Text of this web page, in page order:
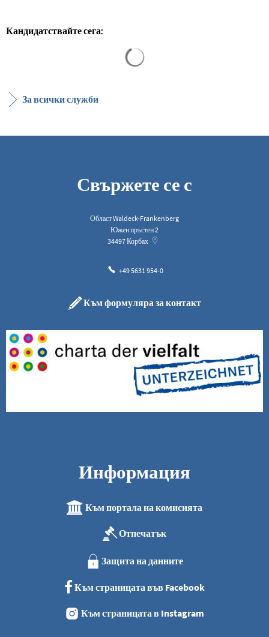
Кандидатствайте сега:
За всички служби
Свържете се с
Област Waldeck-Frankenberg
Южен пръстен 2
34497Корбах
+49 5631 954-0
Към формуляра за контакт
Информация
Към портала на комисията
Отпечатък
Защита на данните
Към страницата във Facebook
Към страницата в Instagram